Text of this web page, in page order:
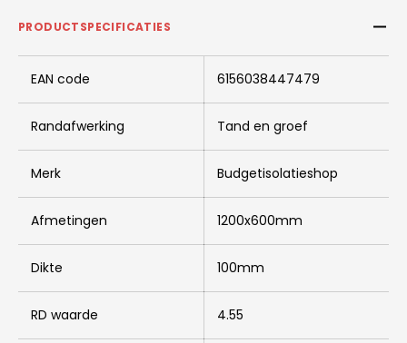
PRODUCTSPECIFICATIES
EAN code 6156038447479
Randafwerking Tand en groef
Merk Budgetisolatieshop
Afmetingen 1200x600mm
Dikte 100mm
RD waarde 4.55